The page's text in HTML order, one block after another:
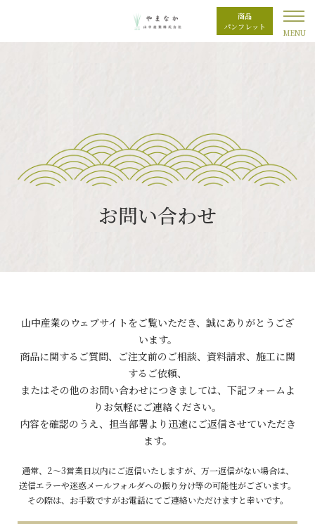
商品
パンフレット
お問い合わせ
山中産業のウェブサイトをご覧いただき、誠にありがとうござ
います。
商品に関するご質問、ご注文前のご相談、資料請求、施工に関
するご依頼、
またはその他のお問い合わせにつきましては、下記フォームよ
りお気軽にご連絡ください。
内容を確認のうえ、担当部署より迅速にご返信させていただき
ます。
通常、2〜3営業日以内にご返信いたしますが、万一返信がない場合は、
送信エラーや迷惑メールフォルダへの振り分け等の可能性がございます。
その際は、お手数ですがお電話にてご連絡いただけますと幸いです。